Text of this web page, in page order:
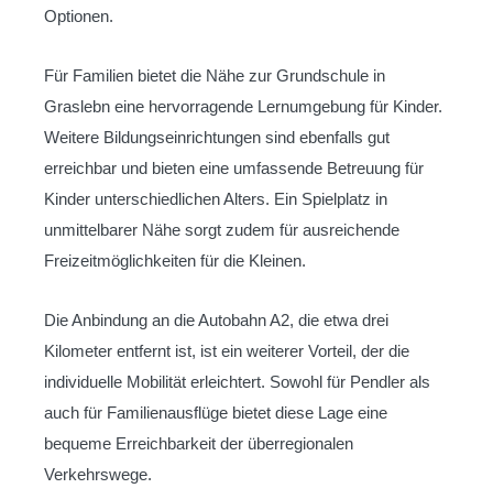
Optionen.
Für Familien bietet die Nähe zur Grundschule in
Graslebn eine hervorragende Lernumgebung für Kinder.
Weitere Bildungseinrichtungen sind ebenfalls gut
erreichbar und bieten eine umfassende Betreuung für
Kinder unterschiedlichen Alters. Ein Spielplatz in
unmittelbarer Nähe sorgt zudem für ausreichende
Freizeitmöglichkeiten für die Kleinen.
Die Anbindung an die Autobahn A2, die etwa drei
Kilometer entfernt ist, ist ein weiterer Vorteil, der die
individuelle Mobilität erleichtert. Sowohl für Pendler als
auch für Familienausflüge bietet diese Lage eine
bequeme Erreichbarkeit der überregionalen
Verkehrswege.